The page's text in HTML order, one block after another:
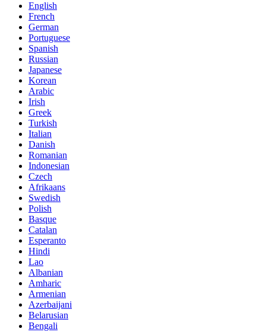
English
French
German
Portuguese
Spanish
Russian
Japanese
Korean
Arabic
Irish
Greek
Turkish
Italian
Danish
Romanian
Indonesian
Czech
Afrikaans
Swedish
Polish
Basque
Catalan
Esperanto
Hindi
Lao
Albanian
Amharic
Armenian
Azerbaijani
Belarusian
Bengali